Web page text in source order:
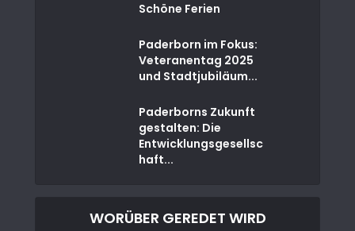
Schöne Ferien
Paderborn im Fokus:
Veteranentag 2025
und Stadtjubiläum...
Paderborns Zukunft
gestalten: Die
Entwicklungsgesellsc
haft...
WORÜBER GEREDET WIRD